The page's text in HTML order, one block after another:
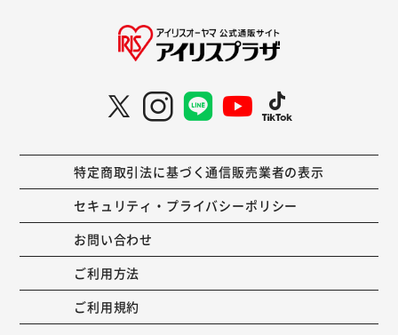
特定商取引法に基づく通信販売業者の表示
セキュリティ・プライバシーポリシー
お問い合わせ
ご利用方法
ご利用規約